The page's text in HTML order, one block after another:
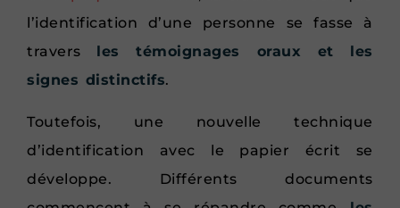
l’identification d’une personne se fasse à
travers
les témoignages oraux et les
signes distinctifs.
Toutefois, une nouvelle technique
d’identification avec le papier écrit se
développe. Différents documents